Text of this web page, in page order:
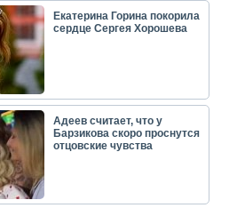
Екатерина Горина покорила
сердце Сергея Хорошева
Адеев считает, что у
Барзикова скоро проснутся
отцовские чувства